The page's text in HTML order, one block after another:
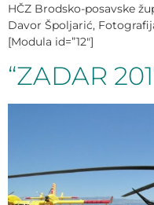
HČZ Brodsko-posavske
Davor Špoljarić,
[Modula id=”12″]
“ZADAR